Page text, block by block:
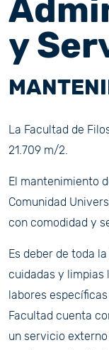
y
La Facultad de
21.709 m/2.
El mantenimiento
Comunidad
con comodidad y
Es deber de toda
cuidadas y limpias
labores
Facultad cuenta
un servicio